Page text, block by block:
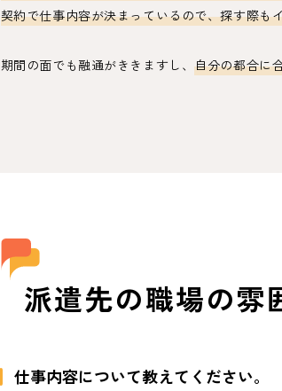
契約で仕事内容が決まっているので、探す際も
期間の面でも融通がききますし、自分の都合に
派遣先の職場の雰
仕事内容について教えてください。